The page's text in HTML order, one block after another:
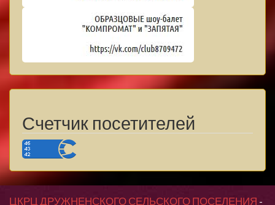
Счетчик посетителей
ЦКРЦ ДРУЖНЕНСКОГО СЕЛЬСКОГО ПОСЕЛЕНИЯ -